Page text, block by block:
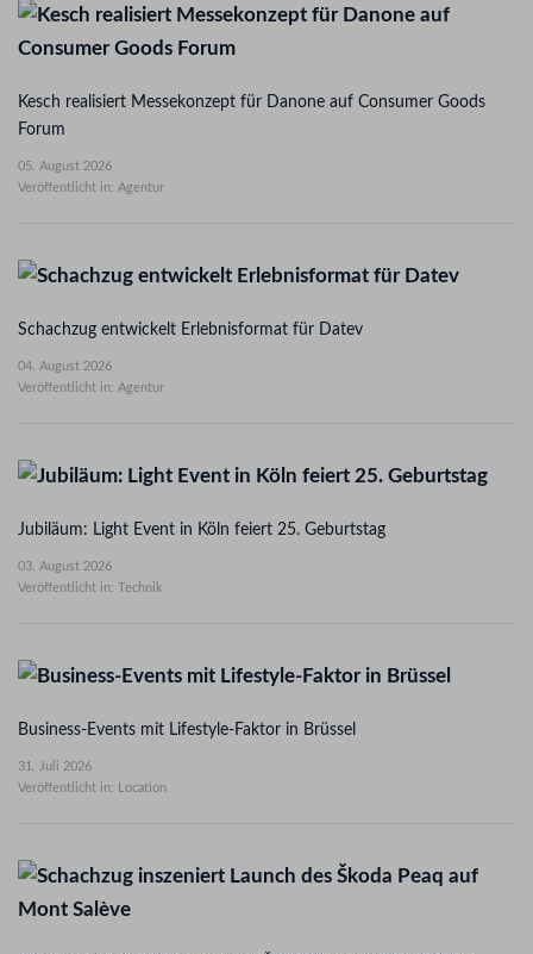
Kesch realisiert Messekonzept für Danone auf Consumer Goods
Forum
05. August 2026
Veröffentlicht in: Agentur
Schachzug entwickelt Erlebnisformat für Datev
04. August 2026
Veröffentlicht in: Agentur
Jubiläum: Light Event in Köln feiert 25. Geburtstag
03. August 2026
Veröffentlicht in: Technik
Business-Events mit Lifestyle-Faktor in Brüssel
31. Juli 2026
Veröffentlicht in: Location